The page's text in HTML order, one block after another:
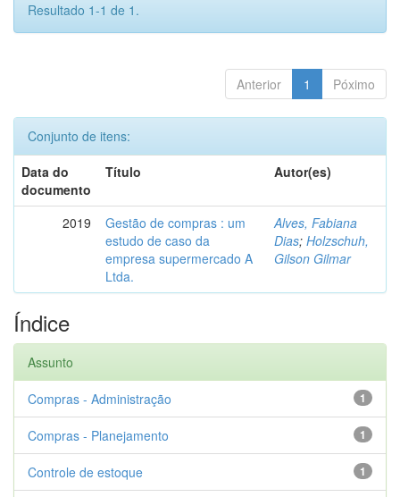
Resultado 1-1 de 1.
Anterior 1 Póximo
Conjunto de itens:
Data do
documento
Título Autor(es)
2019
Gestão de compras : um
estudo de caso da
empresa supermercado A
Ltda.
Alves, Fabiana
Dias; Holzschuh,
Gilson Gilmar
Índice
Assunto
1
Compras - Administração
1
Compras - Planejamento
1
Controle de estoque